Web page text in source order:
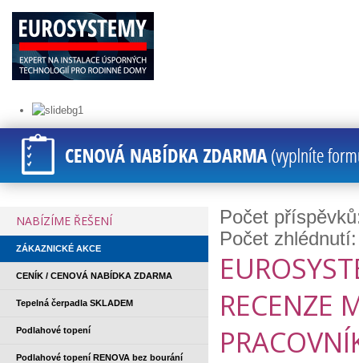
NABÍZÍME ŘEŠENÍ
ZÁKAZNICKÉ AKCE
CENÍK / CENOVÁ NABÍDKA ZDARMA
Tepelná čerpadla SKLADEM
Podlahové topení
Podlahové topení RENOVA bez bourání
Počet
Počet
RECENZE